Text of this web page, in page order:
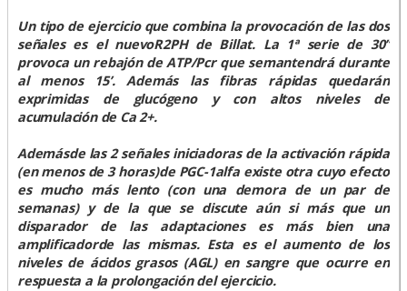
Un tipo de ejercicio que combina la provocación de las dos
señales es el nuevoR2PH de Billat. La 1ª serie de 30’’
provoca un rebajón de ATP/Pcr que semantendrá durante
al menos 15’. Además las fibras rápidas quedarán
exprimidas de glucógeno y con altos niveles de
acumulación de Ca 2+.
Ademásde las 2 señales iniciadoras de la activación rápida
(en menos de 3 horas)de PGC-1alfa existe otra cuyo efecto
es mucho más lento (con una demora de un par de
semanas) y de la que se discute aún si más que un
disparador de las adaptaciones es más bien una
amplificadorde las mismas. Esta es el aumento de los
niveles de ácidos grasos (AGL) en sangre que ocurre en
respuesta a la prolongación del ejercicio.